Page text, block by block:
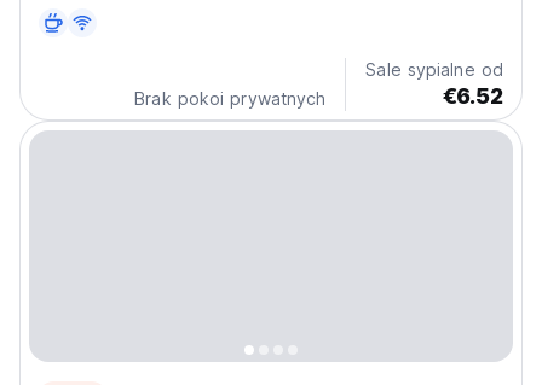
Brak pokoi prywatnych
Sale sypialne od
€6.52